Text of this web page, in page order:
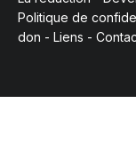
Politique de
don - Liens -